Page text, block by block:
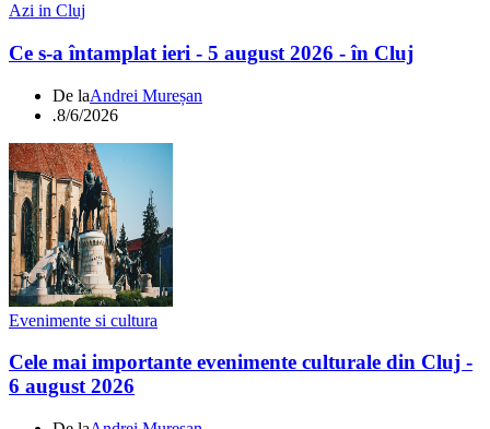
Azi in Cluj
Ce s-a întamplat ieri - 5 august 2026 - în Cluj
De laAndrei Mureșan
.8/6/2026
Evenimente si cultura
Cele mai importante evenimente culturale din Cluj -
6 august 2026